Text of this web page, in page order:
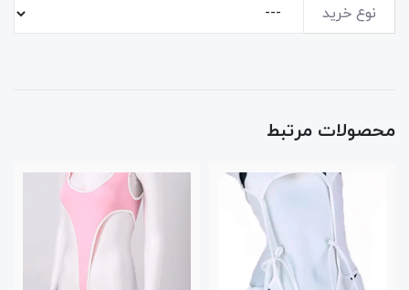
نوع خرید
محصولات مرتبط